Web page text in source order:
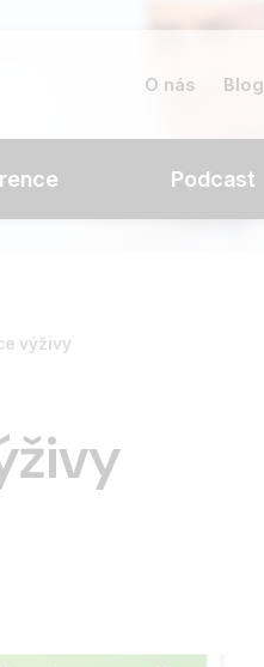
O nás Blog
Podcast
výživy